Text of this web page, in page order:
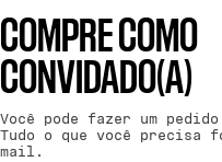
COMPRE COMO
CONVIDADO(A)
Você pode fazer um
Tudo o que você precisa
mail.